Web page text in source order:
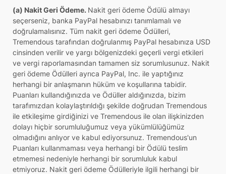
(a) Nakit Geri Ödeme. Nakit geri ödeme Ödülü almayı
seçerseniz, banka PayPal hesabınızı tanımlamalı ve
doğrulamalısınız. Tüm nakit geri ödeme Ödülleri,
Tremendous tarafından doğrulanmış PayPal hesabınıza USD
cinsinden verilir ve yargı bölgenizdeki geçerli vergi etkileri
ve vergi raporlamasından tamamen siz sorumlusunuz. Nakit
geri ödeme Ödülleri ayrıca PayPal, Inc. ile yaptığınız
herhangi bir anlaşmanın hüküm ve koşullarına tabidir.
Puanları kullandığınızda ve Ödüller aldığınızda, bizim
tarafımızdan kolaylaştırıldığı şekilde doğrudan Tremendous
ile etkileşime girdiğinizi ve Tremendous ile olan ilişkinizden
dolayı hiçbir sorumluluğumuz veya yükümlülüğümüz
olmadığını anlıyor ve kabul ediyorsunuz. Tremendous'un
Puanları kullanmaması veya herhangi bir Ödülü teslim
etmemesi nedeniyle herhangi bir sorumluluk kabul
etmiyoruz. Nakit geri ödeme Ödülleriyle ilgili herhangi bir